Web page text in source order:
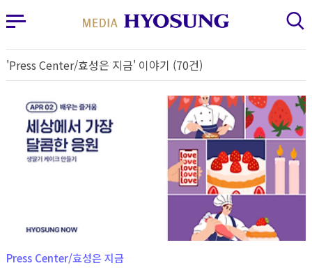
MY FRIEND HYOSUNG
사이드바 열기 검색 레이어 열기
'Press Center/효성은 지금' 이야기 (70건)
Press Center/효성은 지금